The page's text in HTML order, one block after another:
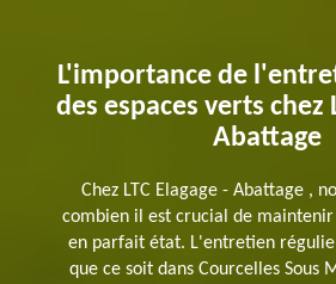
L'importance de
des espaces verts chez
Abattage
Chez LTC Elagage - Abattage ,
combien il est crucial de maintenir
en parfait état. L'entretien
que ce soit dans Courcelles Sous